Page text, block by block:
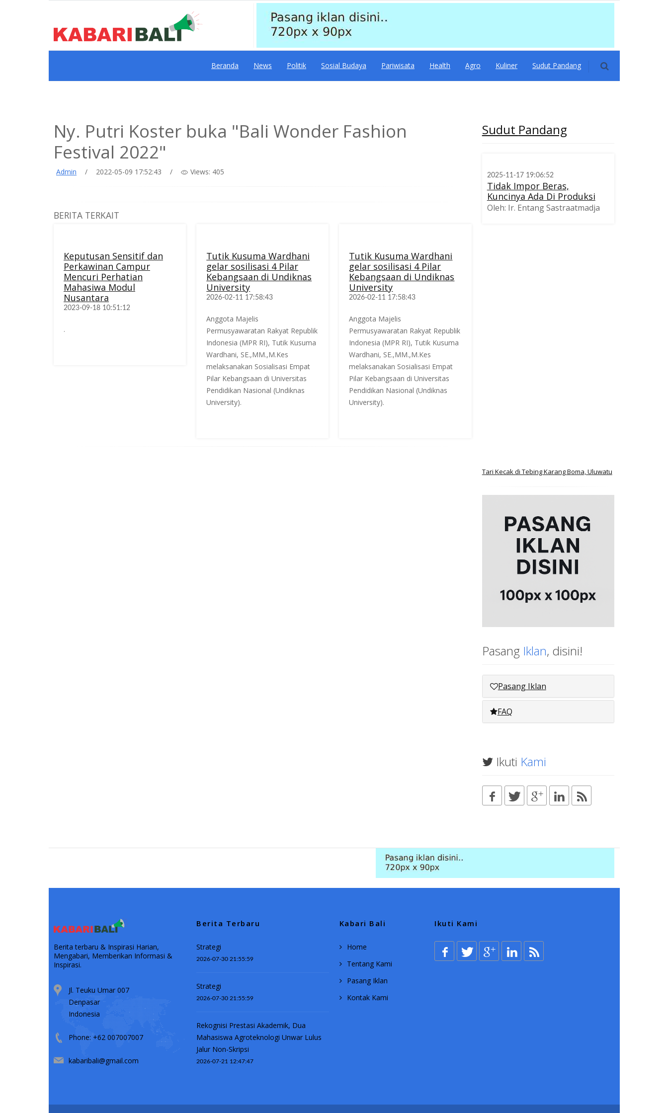
Beranda News Politik Sosial Budaya Pariwisata Health Agro Kuliner Sudut Pandang
Ny. Putri Koster buka "Bali Wonder Fashion
Festival 2022"
Admin / 2022-05-09 17:52:43 / Views: 405
BERITA TERKAIT
Keputusan Sensitif dan
Perkawinan Campur
Mencuri Perhatian
Mahasiwa Modul
Nusantara
2023-09-18 10:51:12
.
Tutik Kusuma Wardhani
gelar sosilisasi 4 Pilar
Kebangsaan di Undiknas
University
2026-02-11 17:58:43
Anggota Majelis
Permusyawaratan Rakyat Republik
Indonesia (MPR RI), Tutik Kusuma
Wardhani, SE.,MM.,M.Kes
melaksanakan Sosialisasi Empat
Pilar Kebangsaan di Universitas
Pendidikan Nasional (Undiknas
University).
Tutik Kusuma Wardhani
gelar sosilisasi 4 Pilar
Kebangsaan di Undiknas
University
2026-02-11 17:58:43
Anggota Majelis
Permusyawaratan Rakyat Republik
Indonesia (MPR RI), Tutik Kusuma
Wardhani, SE.,MM.,M.Kes
melaksanakan Sosialisasi Empat
Pilar Kebangsaan di Universitas
Pendidikan Nasional (Undiknas
University).
Sudut Pandang
2025-11-17 19:06:52
Tidak Impor Beras,
Kuncinya Ada Di Produksi
Oleh: Ir. Entang Sastraatmadja
Tari Kecak di Tebing Karang Boma, Uluwatu
Pasang Iklan, disini!
Pasang Iklan
FAQ
Ikuti Kami
Berita terbaru & Inspirasi Harian,
Mengabari, Memberikan Informasi &
Inspirasi.
Jl. Teuku Umar 007
Denpasar
Indonesia
Phone: +62 007007007
kabaribali@gmail.com
Berita Terbaru
Strategi
2026-07-30 21:55:59
Strategi
2026-07-30 21:55:59
Rekognisi Prestasi Akademik, Dua
Mahasiswa Agroteknologi Unwar Lulus
Jalur Non-Skripsi
2026-07-21 12:47:47
Kabari Bali
Home
Tentang Kami
Pasang Iklan
Kontak Kami
Ikuti Kami